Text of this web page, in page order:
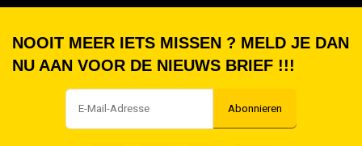
NOOIT MEER IETS MISSEN ? MELD JE DAN
NU AAN VOOR DE NIEUWS BRIEF !!!
Abonnieren